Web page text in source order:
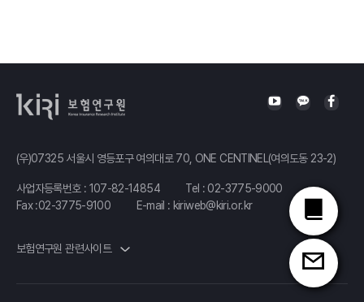
(우)07325 서울시 영등포구 여의대로 70, ONE CENTINEL(여의도동 23-2)
사업자등록번호 : 107-82-14854 Tel : 02-3775-9000
Fax :02-3775-9100
E-mail : kiriweb@kiri.or.kr
보험연구원 관련사이트